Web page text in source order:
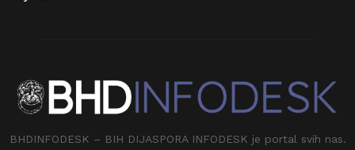
BHDINFODESK – BIH DIJASPORA INFODESK je portal svih nas.